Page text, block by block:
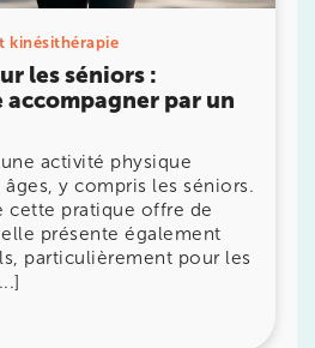
kinésithérapie
les séniors :
par un
activité physique
y compris les séniors.
cette pratique offre de
présente également
particulièrement pour les
avecses équipesdans votre
Kinésithérapiele plus proche
KOSS, votre allié sport du